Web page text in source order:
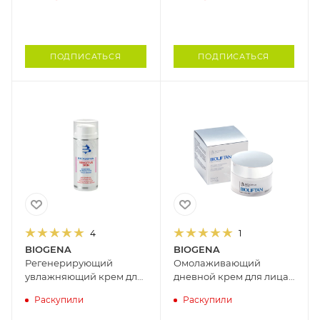
ПОДПИСАТЬСЯ ПОДПИСАТЬСЯ
4
BIOGENA
Регенерирующий
увлажняющий крем для
кожи лица BIOGENA, 50
Раскупили
1
BIOGENA
Омолаживающий
дневной крем для лица
гардении SPF15
Раскупили